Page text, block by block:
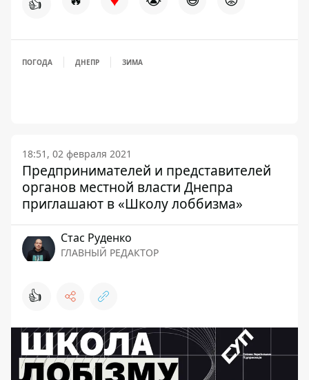
👍
ПОГОДА ДНЕПР ЗИМА
18:51, 02 февраля 2021
Предпринимателей и представителей
органов местной власти Днепра
приглашают в «Школу лоббизма»
Стаc Руденко
ГЛАВНЫЙ РЕДАКТОР
👍